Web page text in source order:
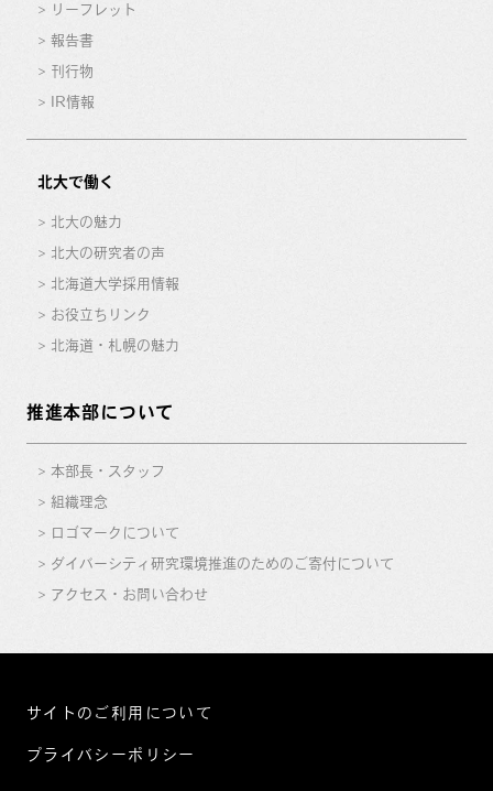
リーフレット
報告書
刊行物
IR情報
北大で働く
北大の魅力
北大の研究者の声
北海道大学採用情報
お役立ちリンク
北海道・札幌の魅力
推進本部について
本部長・スタッフ
組織理念
ロゴマークについて
ダイバーシティ研究環境推進のためのご寄付について
アクセス・お問い合わせ
サイトのご利用について
プライバシーポリシー